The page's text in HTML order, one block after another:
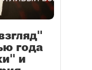
года
и